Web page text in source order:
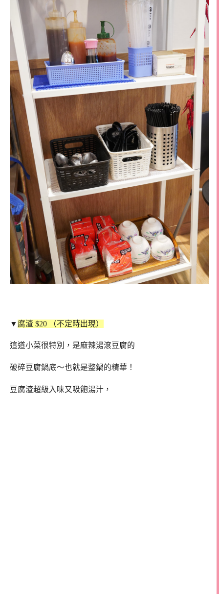
▼ 腐渣 $20 （不定時出現）
這道小菜很特別，是麻辣湯滾豆腐的
破碎豆腐鍋底～也就是整鍋的精華！
豆腐渣超級入味又吸飽湯汁，